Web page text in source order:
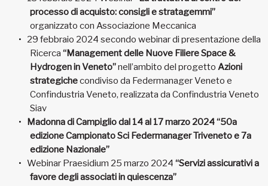
processo di acquisto: consigli e stratagemmi”
organizzato con Associazione Meccanica
29 febbraio 2024 secondo webinar di presentazione della
Ricerca “Management delle Nuove Filiere Space &
Hydrogen in Veneto”nell’ambito del progetto Azioni
strategichecondiviso da Federmanager Veneto e
Confindustria Veneto, realizzata da Confindustria Veneto
Siav
Madonna di Campiglio dal 14 al 17 marzo 2024 “50a
edizione Campionato Sci Federmanager Triveneto e 7a
edizione Nazionale”
Webinar Praesidium 25 marzo 2024 “Servizi assicurativi a
favore degli associati in quiescenza”